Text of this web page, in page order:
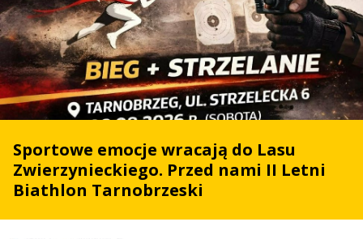
Sportowe emocje wracają do Lasu
Zwierzynieckiego. Przed nami II Letni
Biathlon Tarnobrzeski